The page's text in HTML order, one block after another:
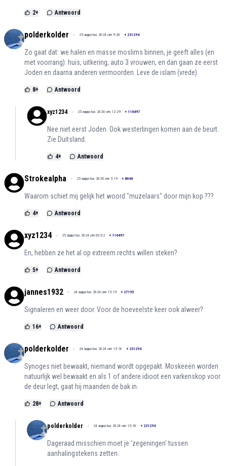
2+ Antwoord
polderkolder 25 augustus 2024 om 9:20 + 231294
Zo gaat dat: we halen en masse moslims binnen, je geeft alles (en
met voorrang): huis, uitkering, auto 3 vrouwen, en dan gaan ze eerst
Joden en daarna anderen vermoorden. Leve de islam (vrede).
8+ Antwoord
xyz1234 25 augustus 2024 om 12:29 + 116497
Nee niet eerst Joden. Ook westerlingen komen aan de beurt.
Zie Duitsland.
4+ Antwoord
Strokealpha 25 augustus 2024 om 5:19 + 8046
Waarom schiet mij gelijk het woord "muzelaars" door mijn kop ???
4+ Antwoord
xyz1234 25 augustus 2024 om 00:02 + 116497
En, hebben ze het al op extreem rechts willen steken?
5+ Antwoord
jannes1932 24 augustus 2024 om 15:19 + 27195
Signaleren en weer door. Voor de hoeveelste keer ook alweer?
16+ Antwoord
polderkolder 24 augustus 2024 om 15:18 + 231294
Synoges niet bewaakt, niemand wordt opgepakt. Moskeeën worden
natuurlijk wel bewaakt en als 1 of andere idioot een varkenskop voor
de deur legt, gaat hij maanden de bak in.
28+ Antwoord
polderkolder 24 augustus 2024 om 15:18 + 231294
Dageraad misschien moet je 'zegeningen' tussen
aanhalingstekens zetten.